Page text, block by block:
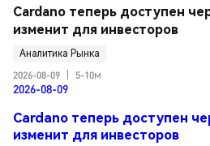
Cardano теперь доступен
изменит для инвесторов
Аналитика Рынка
2026-08-09
5-10м
2026-08-09
Cardano теперь доступен
изменит для инвесторов